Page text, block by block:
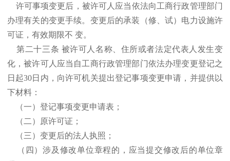
许可事项变更后，被许可人应当依法向工商行政管理部门
办理有关的变更手续。变更后的承装（修、试）电力设施许
可证，有效期限不 变。
第二十三条 被许可人名称、住所或者法定代表人发生变
化，被许可人应当自工商行政管理部门依法办理变更登记之
日起30日内，向许可机关提出登记事项变更申请，并提供以
下材料：
（一）登记事项变更申请表；
（二）原许可证；
（三）变更后的法人执照；
（四）涉及修改单位章程的，应当提交修改后的单位章